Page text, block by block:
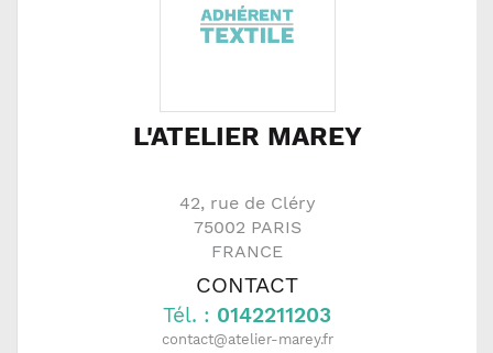
L'ATELIER MAREY
42, rue de Cléry
75002 PARIS
FRANCE
CONTACT
Tél. : 0142211203
contact@atelier-marey.fr